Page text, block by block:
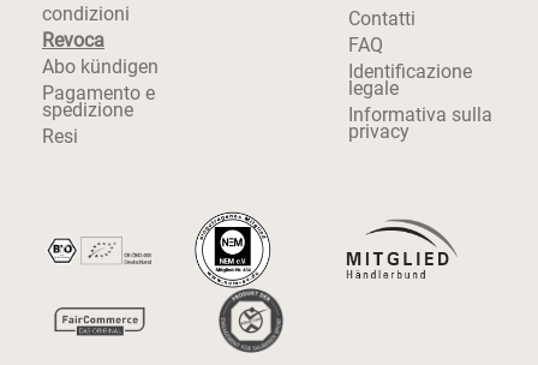
condizioni
Revoca
Abo kündigen
Pagamento e
spedizione
Resi
Contatti
FAQ
Identificazione
legale
Informativa sulla
privacy